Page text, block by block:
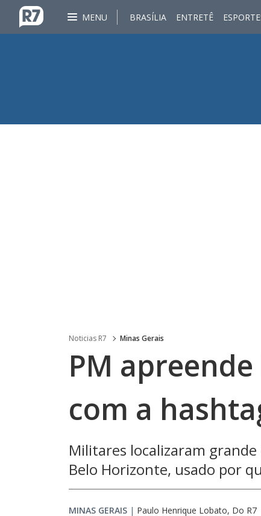
MENU BRASÍLIA ENTRETÊ
Noticias R7 Minas Gerais
PM
com a
Militares localizaram
Belo Horizonte, usado por
MINAS GERAIS | Paulo Henrique Lobato, Do R7